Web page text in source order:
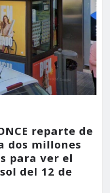
reparte de
dos millones
para ver el
del 12 de